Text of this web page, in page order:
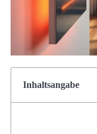
Inhaltsangabe